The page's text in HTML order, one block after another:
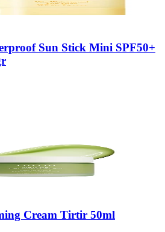
Sun Stick Mini SPF50+
Cream Tirtir 50ml